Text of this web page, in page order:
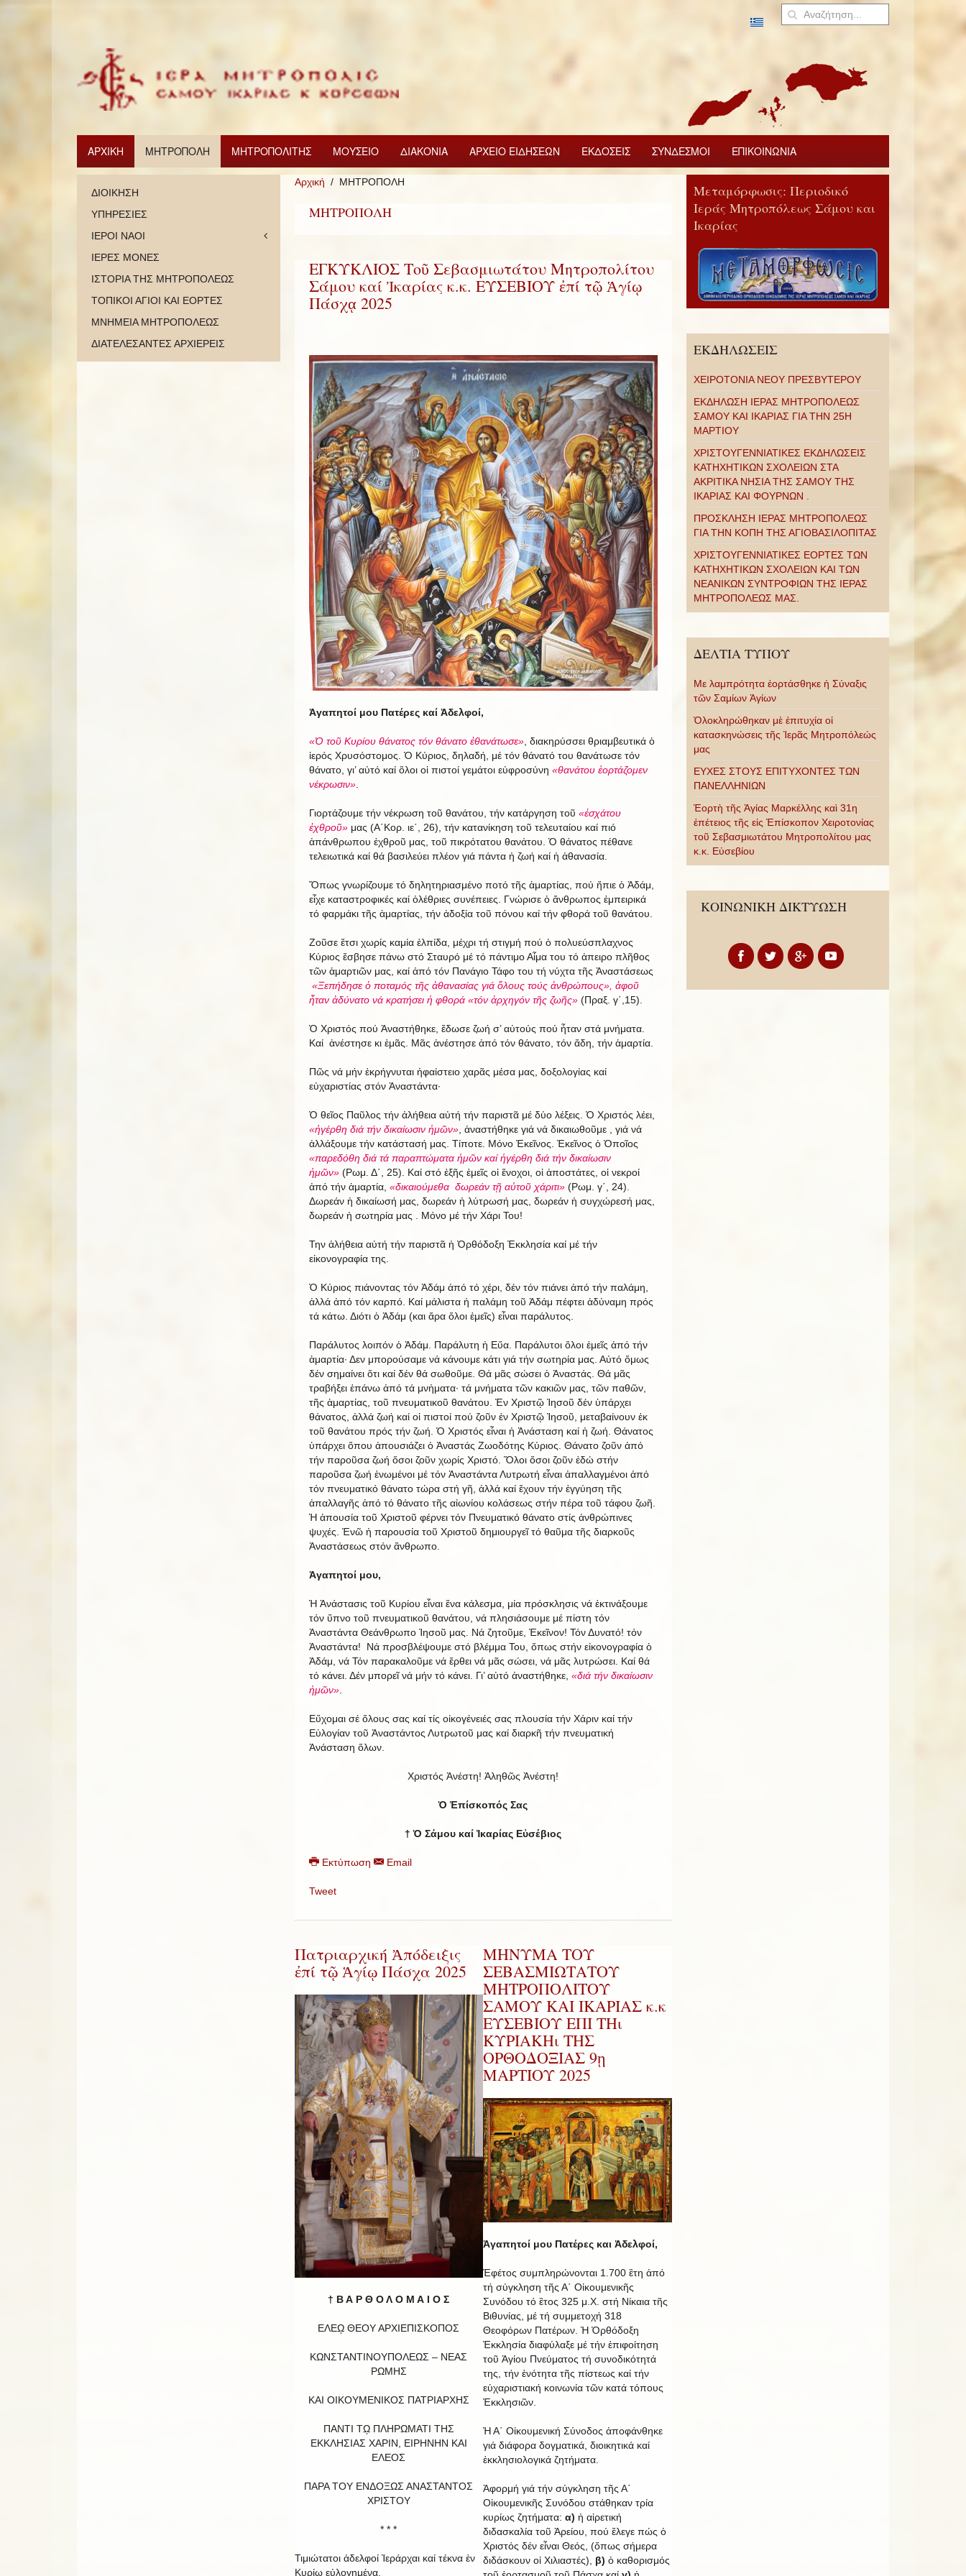
ΑΡΧΙΚΗ ΜΗΤΡΟΠΟΛΗ ΜΗΤΡΟΠΟΛΙΤΗΣ ΜΟΥΣΕΙΟ ΔΙΑΚΟΝΙΑ ΑΡΧΕΙΟ ΕΙΔΗΣΕΩΝ ΕΚΔΟΣΕΙΣ ΣΥΝΔΕΣΜΟΙ ΕΠΙΚΟΙΝΩΝΙΑ
Αρχική ΜΗΤΡΟΠΟΛΗ
ΜΗΤΡΟΠΟΛΗ
ΕΓΚΥΚΛΙΟΣ Τοῦ Σεβασμιωτάτου Μητροπολίτου
Σάμου καί Ἰκαρίας κ.κ. ΕΥΣΕΒΙΟΥ ἐπί τῷ Ἁγίῳ
Πάσχᾳ 2025
Ἀγαπητοί μου Πατέρες καί Ἀδελφοί,
«Ὁ τοῦ Κυρίου θάνατος τόν θάνατο ἐθανάτωσε», διακηρύσσει θριαμβευτικά ὁ
ἱερός Χρυσόστομος. Ὁ Κύριος, δηλαδή, μέ τόν θάνατό του θανάτωσε τόν
θάνατο, γι’ αὐτό καί ὅλοι οἱ πιστοί γεμάτοι εὐφροσύνη «θανάτου ἑορτάζομεν
νέκρωσιν».
Γιορτάζουμε τήν νέκρωση τοῦ θανάτου, τήν κατάργηση τοῦ «ἐσχάτου
ἐχθροῦ»μας (Α΄Κορ. ιε΄, 26), τήν κατανίκηση τοῦ τελευταίου καί πιό
ἀπάνθρωπου ἐχθροῦ μας, τοῦ πικρότατου θανάτου. Ὁ θάνατος πέθανε
τελειωτικά καί θά βασιλεύει πλέον γιά πάντα ἡ ζωή καί ἡ ἀθανασία.
Ὅπως γνωρίζουμε τό δηλητηριασμένο ποτό τῆς ἁμαρτίας, πού ἤπιε ὁ Ἀδάμ,
εἶχε καταστροφικές καί ὀλέθριες συνέπειες. Γνώρισε ὁ ἄνθρωπος ἐμπειρικά
τό φαρμάκι τῆς ἁμαρτίας, τήν ἀδοξία τοῦ πόνου καί τήν φθορά τοῦ θανάτου.
Ζοῦσε ἔτσι χωρίς καμία ἐλπίδα, μέχρι τή στιγμή πού ὁ πολυεύσπλαχνος
Κύριος ἔσβησε πάνω στό Σταυρό μέ τό πάντιμο Αἷμα του τό ἀπειρο πλῆθος
τῶν ἁμαρτιῶν μας, καί ἀπό τόν Πανάγιο Τάφο του τή νύχτα τῆς Ἀναστάσεως
«Ξεπήδησε ὁ ποταμός τῆς ἀθανασίας γιά ὅλους τούς ἀνθρώπους», ἀφοῦ
ἦταν ἀδύνατο νά κρατήσει ἡ φθορά «τόν ἀρχηγόν τῆς ζωῆς»(Πραξ. γ΄,15).
Ὁ Χριστός πού Ἀναστήθηκε, ἔδωσε ζωή σ’ αὐτούς πού ἦταν στά μνήματα.
Καί ἀνέστησε κι ἐμᾶς. Μᾶς ἀνέστησε ἀπό τόν θάνατο, τόν ἅδη, τήν ἁμαρτία.
Πῶς νά μήν ἐκρήγνυται ἡφαίστειο χαρᾶς μέσα μας, δοξολογίας καί
εὐχαριστίας στόν Ἀναστάντα·
Ὁ θεῖος Παῦλος τήν ἀλήθεια αὐτή τήν παριστᾶ μέ δύο λέξεις. Ὁ Χριστός λέει,
«ἠγέρθη διά τήν δικαίωσιν ἡμῶν», ἀναστήθηκε γιά νά δικαιωθοῦμε , γιά νά
ἀλλάξουμε τήν κατάστασή μας. Τίποτε. Μόνο Ἐκεῖνος. Ἐκεῖνος ὁ Ὁποῖος
«παρεδόθη διά τά παραπτώματα ἡμῶν καί ἡγέρθη διά τήν δικαίωσιν
ἡμῶν»(Ρωμ. Δ΄, 25). Καί στό ἐξῆς ἐμεῖς οἱ ἔνοχοι, οἱ ἀποστάτες, οἱ νεκροί
ἀπό τήν ἁμαρτία, «δικαιούμεθα δωρεάν τῇ αὐτοῦ χάριτι»(Ρωμ. γ΄, 24).
Δωρεάν ἡ δικαίωσή μας, δωρεάν ἡ λύτρωσή μας, δωρεάν ἡ συγχώρεσή μας,
δωρεάν ἡ σωτηρία μας . Μόνο μέ τήν Χάρι Του!
Την ἀλήθεια αὐτή τήν παριστᾶ ἡ Ὀρθόδοξη Ἐκκλησία καί μέ τήν
εἰκονογραφία της.
Ὁ Κύριος πιάνοντας τόν Ἀδάμ ἀπό τό χέρι, δέν τόν πιάνει ἀπό τήν παλάμη,
ἀλλά ἀπό τόν καρπό. Καί μάλιστα ἡ παλάμη τοῦ Ἀδάμ πέφτει ἀδύναμη πρός
τά κάτω. Διότι ὁ Ἀδάμ (και ἄρα ὅλοι ἐμεῖς) εἶναι παράλυτος.
Παράλυτος λοιπόν ὁ Ἀδάμ. Παράλυτη ἡ Εὔα. Παράλυτοι ὅλοι ἐμεῖς ἀπό τήν
ἁμαρτία· Δεν μπορούσαμε νά κάνουμε κάτι γιά τήν σωτηρία μας. Αὐτό ὅμως
δέν σημαίνει ὅτι καί δέν θά σωθοῦμε. Θά μᾶς σώσει ὁ Ἀναστάς. Θά μᾶς
τραβήξει ἐπάνω ἀπό τά μνἠματα· τά μνήματα τῶν κακιῶν μας, τῶν παθῶν,
τῆς ἁμαρτίας, τοῦ πνευματικοῦ θανάτου. Ἐν Χριστῷ Ἰησοῦ δέν ὑπάρχει
θάνατος, ἀλλά ζωή καί οἱ πιστοί πού ζοῦν ἐν Χριστῷ Ἰησοῦ, μεταβαίνουν ἐκ
τοῦ θανάτου πρός τήν ζωή. Ὁ Χριστός εἶναι ἡ Ἀνάσταση καί ἡ ζωή. Θάνατος
ὑπάρχει ὅπου ἀπουσιάζει ὁ Ἀναστάς Ζωοδότης Κύριος. Θάνατο ζοῦν ἀπό
τήν παροῦσα ζωή ὅσοι ζοῦν χωρίς Χριστό. Ὅλοι ὅσοι ζοῦν ἐδώ στήν
παροῦσα ζωή ἑνωμένοι μέ τόν Ἀναστάντα Λυτρωτή εἶναι ἀπαλλαγμένοι ἀπό
τόν πνευματικό θάνατο τώρα στή γῆ, ἀλλά καί ἔχουν τήν ἐγγύηση τῆς
ἀπαλλαγῆς ἀπό τό θάνατο τῆς αἰωνίου κολάσεως στήν πέρα τοῦ τάφου ζωῆ.
Ἡ ἀπουσία τοῦ Χριστοῦ φέρνει τόν Πνευματικό θάνατο στίς ἀνθρώπινες
ψυχές. Ἐνῶ ἡ παρουσία τοῦ Χριστοῦ δημιουργεῖ τό θαῦμα τῆς διαρκοῦς
Ἀναστάσεως στόν ἄνθρωπο.
Ἀγαπητοί μου,
Ἡ Ἀνάστασις τοῦ Κυρίου εἶναι ἕνα κάλεσμα, μία πρόσκλησις νά ἐκτινάξουμε
τόν ὕπνο τοῦ πνευματικοῦ θανάτου, νά πλησιάσουμε μέ πίστη τόν
Ἀναστάντα Θεάνθρωπο Ἰησοῦ μας. Νά ζητοῦμε, Ἐκεῖνον! Τόν Δυνατό! τόν
Ἀναστάντα! Νά προσβλέψουμε στό βλέμμα Του, ὅπως στήν εἰκονογραφία ὁ
Ἀδάμ, νά Τόν παρακαλοῦμε νά ἔρθει νά μᾶς σώσει, νά μᾶς λυτρώσει. Καί θά
τό κάνει. Δέν μπορεῖ νά μήν τό κάνει. Γι’ αὐτό ἀναστήθηκε, «διά τήν δικαίωσιν
ἡμῶν».
Εὔχομαι σέ ὅλους σας καί τίς οἰκογένειές σας πλουσία τήν Χάριν καί τήν
Εὐλογίαν τοῦ Ἀναστάντος Λυτρωτοῦ μας καί διαρκῆ τήν πνευματική
Ἀνάσταση ὅλων.
Χριστός Ἀνέστη! Ἀληθῶς Ἀνέστη!
Ὁ Ἐπίσκοπός Σας
† Ὁ Σάμου καί Ἰκαρίας Εὐσέβιος
Εκτύπωση Email
Tweet
Πατριαρχική Ἀπόδειξις
ἐπί τῷ Ἁγίῳ Πάσχα 2025
† Β Α Ρ Θ Ο Λ Ο Μ Α Ι Ο Σ
ΕΛΕῼ ΘΕΟΥ ΑΡΧΙΕΠΙΣΚΟΠΟΣ
ΚΩΝΣΤΑΝΤΙΝΟΥΠΟΛΕΩΣ – ΝΕΑΣ
ΡΩΜΗΣ
ΚΑΙ ΟΙΚΟΥΜΕΝΙΚΟΣ ΠΑΤΡΙΑΡΧΗΣ
ΠΑΝΤΙ Τῼ ΠΛΗΡΩΜΑΤΙ ΤΗΣ
ΕΚΚΛΗΣΙΑΣ ΧΑΡΙΝ, ΕΙΡΗΝΗΝ ΚΑΙ
EΛΕΟΣ
ΠΑΡΑ ΤΟΥ ΕΝΔΟΞΩΣ ΑΝΑΣΤΑΝΤΟΣ
ΧΡΙΣΤΟΥ
* * *
Τιμιώτατοι ἀδελφοί Ἱεράρχαι καί τέκνα ἐν
Κυρίῳ εὐλογημένα,
ΜΗΝΥΜΑ ΤΟΥ
ΣΕΒΑΣΜΙΩΤΑΤΟΥ
ΜΗΤΡΟΠΟΛΙΤΟΥ
ΣΑΜΟΥ ΚΑΙ ΙΚΑΡΙΑΣ κ.κ
ΕΥΣΕΒΙΟΥ ΕΠΙ ΤΗι
ΚΥΡΙΑΚΗι ΤΗΣ
ΟΡΘΟΔΟΞΙΑΣ 9ῃ
ΜΑΡΤΙΟΥ 2025
Ἀγαπητοί μου Πατέρες και Ἀδελφοί,
Ἐφέτος συμπληρώνονται 1.700 ἒτη ἀπό
τή σύγκληση τῆς Α΄ Οἰκουμενικῆς
Συνόδου τό ἒτος 325 μ.Χ. στή Νίκαια τῆς
Βιθυνίας, μέ τή συμμετοχή 318
Θεοφόρων Πατέρων. Ἡ Ὀρθόδοξη
Ἐκκλησία διαφύλαξε μέ τήν ἐπιφοίτηση
τοῦ Ἁγίου Πνεύματος τή συνοδικότητά
της, τήν ἑνότητα τῆς πίστεως καί τήν
εὐχαριστιακή κοινωνία τῶν κατά τόπους
Ἐκκλησιῶν.
Ἡ Α΄ Οἰκουμενική Σύνοδος ἀποφάνθηκε
γιά διάφορα δογματικά, διοικητικά καί
ἐκκλησιολογικά ζητήματα.
Ἀφορμή γιά τήν σύγκληση τῆς Α΄
Οἰκουμενικῆς Συνόδου στάθηκαν τρία
κυρίως ζητήματα: α) ἡ αἱρετική
διδασκαλία τοῦ Ἀρείου, πού ἔλεγε πώς ὁ
Χριστός δέν εἶναι Θεός, (ὅπως σήμερα
διδάσκουν οἱ Χιλιαστές), β) ὁ καθορισμός
ΔΙΟΙΚΗΣΗ
ΥΠΗΡΕΣΙΕΣ
ΙΕΡΟΙ ΝΑΟΙ
ΙΕΡΕΣ ΜΟΝΕΣ
ΙΣΤΟΡΙΑ ΤΗΣ ΜΗΤΡΟΠΟΛΕΩΣ
ΤΟΠΙΚΟΙ ΑΓΙΟΙ ΚΑΙ ΕΟΡΤΕΣ
ΜΝΗΜΕΙΑ ΜΗΤΡΟΠΟΛΕΩΣ
ΔΙΑΤΕΛΕΣΑΝΤΕΣ ΑΡΧΙΕΡΕΙΣ
Μεταμόρφωσις: Περιοδικό
Ιεράς Μητροπόλεως Σάμου και
Ικαρίας
ΕΚΔΗΛΩΣΕΙΣ
ΧΕΙΡΟΤΟΝΙΑ ΝΕΟΥ ΠΡΕΣΒΥΤΕΡΟΥ
ΕΚΔΗΛΩΣΗ ΙΕΡΑΣ ΜΗΤΡΟΠΟΛΕΩΣ
ΣΑΜΟΥ ΚΑΙ ΙΚΑΡΙΑΣ ΓΙΑ ΤΗΝ 25Η
ΜΑΡΤΙΟΥ
ΧΡΙΣΤΟΥΓΕΝΝΙΑΤΙΚΕΣ ΕΚΔΗΛΩΣΕΙΣ
ΚΑΤΗΧΗΤΙΚΩΝ ΣΧΟΛΕΙΩΝ ΣΤΑ
ΑΚΡΙΤΙΚΑ ΝΗΣΙΑ ΤΗΣ ΣΑΜΟΥ ΤΗΣ
ΙΚΑΡΙΑΣ ΚΑΙ ΦΟΥΡΝΩΝ .
ΠΡΟΣΚΛΗΣΗ ΙΕΡΑΣ ΜΗΤΡΟΠΟΛΕΩΣ
ΓΙΑ ΤΗΝ ΚΟΠΗ ΤΗΣ ΑΓΙΟΒΑΣΙΛΟΠΙΤΑΣ
ΧΡΙΣΤΟΥΓΕΝΝΙΑΤΙΚΕΣ ΕΟΡΤΕΣ ΤΩΝ
ΚΑΤΗΧΗΤΙΚΩΝ ΣΧΟΛΕΙΩΝ ΚΑΙ ΤΩΝ
ΝΕΑΝΙΚΩΝ ΣΥΝΤΡΟΦΙΩΝ ΤΗΣ ΙΕΡΑΣ
ΜΗΤΡΟΠΟΛΕΩΣ ΜΑΣ.
ΔΕΛΤΙΑ ΤΥΠΟΥ
Με λαμπρότητα ἑορτάσθηκε ἡ Σύναξις
τῶν Σαμίων Ἁγίων
Ὁλοκληρώθηκαν μὲ ἐπιτυχία οἱ
κατασκηνώσεις τῆς Ἱερᾶς Μητροπόλεώς
μας
ΕΥΧΕΣ ΣΤΟΥΣ ΕΠΙΤΥΧΟΝΤΕΣ ΤΩΝ
ΠΑΝΕΛΛΗΝΙΩΝ
Ἑορτὴ τῆς Ἁγίας Μαρκέλλης καὶ 31η
ἐπέτειος τῆς εἰς Ἐπίσκοπον Χειροτονίας
τοῦ Σεβασμιωτάτου Μητροπολίτου μας
κ.κ. Εὐσεβίου
ΚΟΙΝΩΝΙΚΗ ΔΙΚΤΥΩΣΗ